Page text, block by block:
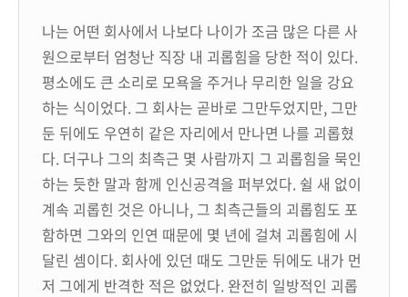
나는 어떤 회사에서 나보다 나이가 조금 많은 다른 사
원으로부터 엄청난 직장 내 괴롭힘을 당한 적이 있다.
평소에도 큰 소리로 모욕을 주거나 무리한 일을 강요
하는 식이었다. 그 회사는 곧바로 그만두었지만, 그만
둔 뒤에도 우연히 같은 자리에서 만나면 나를 괴롭혔
다. 더구나 그의 최측근 몇 사람까지 그 괴롭힘을 묵인
하는 듯한 말과 함께 인신공격을 퍼부었다. 쉴 새 없이
계속 괴롭힌 것은 아니나, 그 최측근들의 괴롭힘도 포
함하면 그와의 인연 때문에 몇 년에 걸쳐 괴롭힘에 시
달린 셈이다. 회사에 있던 때도 그만둔 뒤에도 내가 먼
저 그에게 반격한 적은 없었다. 완전히 일방적인 괴롭